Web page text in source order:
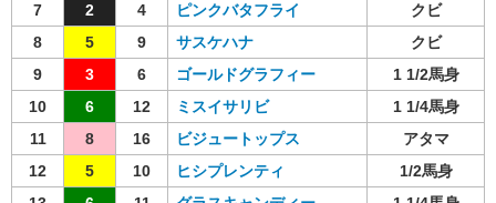
7
2 4 ピンクバタフライ
クビ
8
5 9 サスケハナ
クビ
9
3 6 ゴールドグラフィー
1 1/2馬身
10
6 12 ミスイサリビ
1 1/4馬身
11
8 16 ビジュートップス
アタマ
12
5 10 ヒシプレンティ
1/2馬身